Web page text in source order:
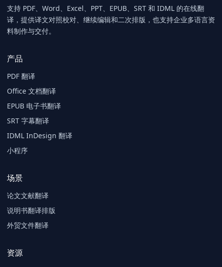
支持 PDF、Word、Excel、PPT、EPUB、SRT 和 IDML 的在线翻
译，提供译文对照校对、继续编辑和二次排版，也支持企业多语言资
料制作与交付。
产品
PDF 翻译
Office 文档翻译
EPUB 电子书翻译
SRT 字幕翻译
IDML InDesign 翻译
小程序
场景
论文文献翻译
说明书翻译排版
外贸文件翻译
资源